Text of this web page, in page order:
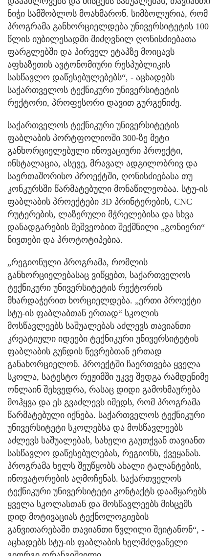
ნიჭი სამშობლოს მოახმარონ. სიმბოლურია, რომ
პროგრამა განხორციელდება უნივერსიტეტის 100
წლის იუბილესადმი მიძღვნილ ღონისძიებათა
ფარგლებში და პირველ ეტაპზე მოიცავს
აფხაზეთის ავტონომიური რესპუბლიკის
სასწავლო დაწესებულებებს“, - აცხადებს
საქართველოს ტექნიკური უნივერსიტეტის
რექტორი, პროფესორი დავით გურგენიძე.
საქართველოს ტექნიკური უნივერსიტეტის
ფაბლაბის პორტფოლიოში 300-ზე მეტი
განხორციელებული ინოვაციური პროექტი,
ინსტალაცია, ასევე, მრავალ ადგილობრივ და
საერთაშორისო პროექტში, ღონისძიებასა თუ
კონკურსში წარმატებული მონაწილეობაა. სტუ-ის
ფაბლაბის პროექტები 3D პრინტერების, CNC
რუტერების, ლაზერული მჭრელებისა და სხვა
დანადგარების მეშვეობით შექმნილი „გონიერი“
ნივთები და პროტოტიპებია.
„რეგიონული პროგრამა, რომლის
განხორციელებასაც ვიწყებთ, საქართველოს
ტექნიკური უნივერსიტეტის რექტორის
მხარდაჭერით ხორციელდება. „ერთი პროექტი
სტუ-ის ფაბლაბთან ერთად“ სკოლის
მოსწავლეებს საშუალებას აძლევს თავიანთი
კრეატიული იდეები ტექნიკური უნივერსიტეტის
ფაბლაბის გუნდის წევრებთან ერთად
განახორციელონ. პროექტში ჩაერთვება ყველა
სკოლა, სატესტო რეჟიმში უკვე შედგა რამდენიმე
ონლაინ შეხვედრა, რასაც დიდი გამოხმაურება
მოჰყვა და ეს გვაძლევს იმედს, რომ პროგრამა
წარმატებული იქნება. საქართველოს ტექნიკური
უნივერსიტეტი სკოლებსა და მოსწავლეებს
აძლევს საშუალებას, სახელი გაუთქვან თავიანთ
სასწავლო დაწესებულებას, რეგიონს, ქვეყანას.
პროგრამა ხელს შეუწყობს ახალი ტალანტების,
ინოვატორების აღმოჩენას. საქართველოს
ტექნიკური უნივერსიტეტი კონტაქტს დაამყარებს
ყველა სკოლასთან და მოსწავლეებს მისცემს
დიდ მოტივაციას ტექნოლოგიების
განვითარებაში თავიანთი წვლილი შეიტანონ“, -
აცხადებს სტუ-ის ფაბლაბის ხელმძღვანელი